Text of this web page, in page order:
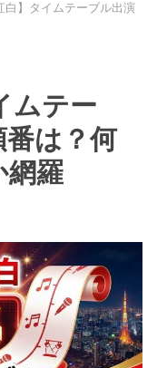
白】タイムテーブル出演
ムテー
は？何
網羅